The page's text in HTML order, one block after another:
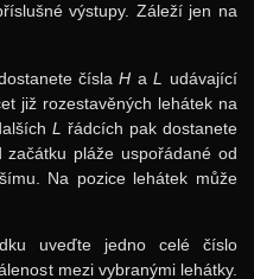
výstupy. Záleží jen na
číslaH aL
udávající
již rozestavěných lehátek na
L řádcích pak dostanete
pláže uspořádané od
Na pozice lehátek může
uveďte jedno celé číslo
mezi vybranými lehátky.